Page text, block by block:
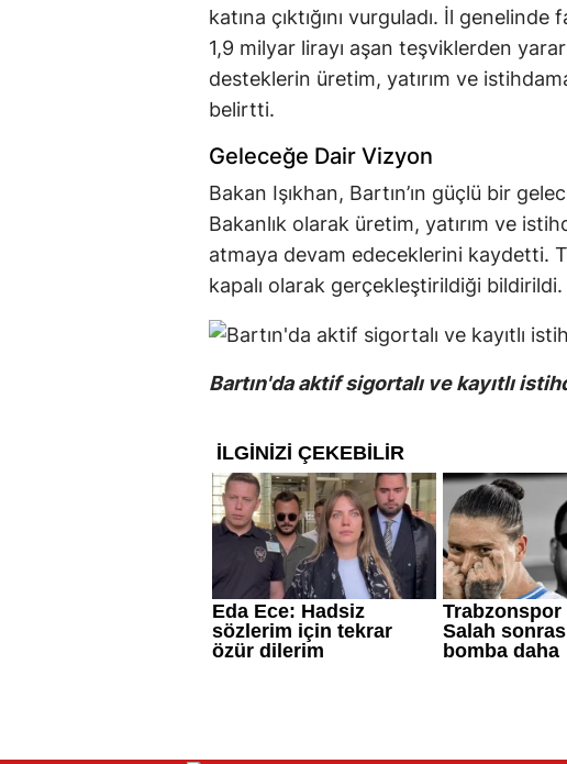
katına çıktığını vurguladı. İl
1,9 milyar lirayı aşan teşviklerden
desteklerin üretim, yatırım ve
belirtti.
Geleceğe Dair Vizyon
Bakan Işıkhan, Bartın’ın güçlü bir
Bakanlık olarak üretim, yatırım ve
atmaya devam edeceklerini kaydetti.
kapalı olarak gerçekleştirildiği bildirildi.
Bartın'da aktif sigortalı ve kayıtlı